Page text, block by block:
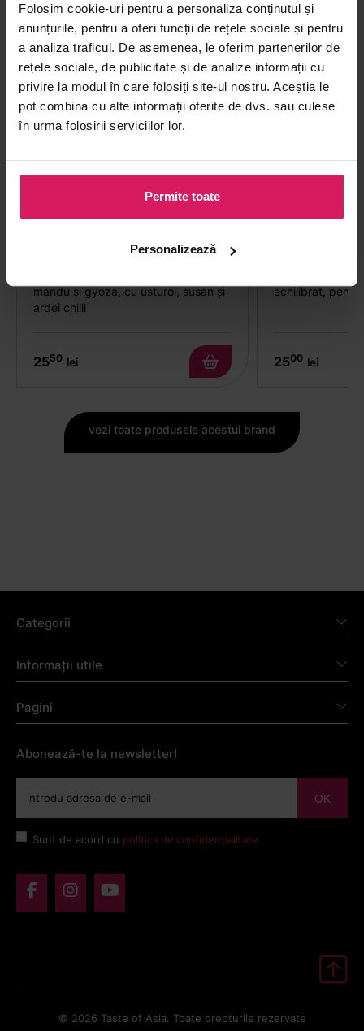
Folosim cookie-uri pentru a personaliza conținutul și
anunțurile, pentru a oferi funcții de rețele sociale și pentru
a analiza traficul. De asemenea, le oferim partenerilor de
rețele sociale, de publicitate și de analize informații cu
privire la modul în care folosiți site-ul nostru. Aceștia le
pot combina cu alte informații oferite de dvs. sau culese
în urma folosirii serviciilor lor.
Permite toate
Personalizează
LEE KUM KEE 207ml
mandu și gyoza, cu usturoi, susan și
ardei chilli
2550 lei
echilibrat,
2500 lei
vezi toate produsele acestui brand
Categorii
Informații utile
Pagini
Abonează-te la newsletter!
OK
Sunt de acord cu politica de confidențialitate
© 2026 Taste of Asia. Toate drepturile rezervate